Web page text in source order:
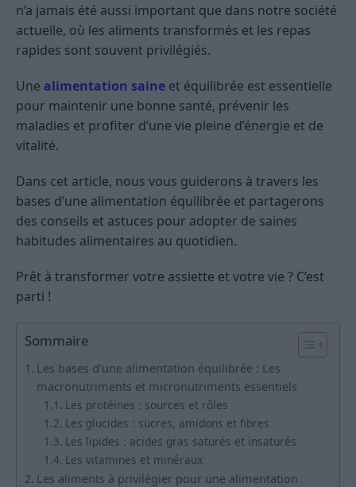
n’a jamais été aussi important que dans notre société
actuelle, où les aliments transformés et les repas
rapides sont souvent privilégiés.
Une alimentation saine et équilibrée est essentielle
pour maintenir une bonne santé, prévenir les
maladies et profiter d’une vie pleine d’énergie et de
vitalité.
Dans cet article, nous vous guiderons à travers les
bases d’une alimentation équilibrée et partagerons
des conseils et astuces pour adopter de saines
habitudes alimentaires au quotidien.
Prêt à transformer votre assiette et votre vie ? C’est
parti !
Sommaire
Les bases d’une alimentation équilibrée : Les
macronutriments et micronutriments essentiels
Les protéines : sources et rôles
Les glucides : sucres, amidons et fibres
Les lipides : acides gras saturés et insaturés
Les vitamines et minéraux
Les aliments à privilégier pour une alimentation